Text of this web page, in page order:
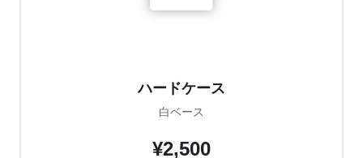
ハードケース
白ベース
¥2,500